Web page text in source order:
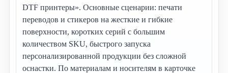
Габариты (Д×Ш×В) 33 см (A3)
этикетка Да
количество голов Тройная система против
количество чернила
DTF принтеры». Основные сценарии: печати
переводов и стикеров на жесткие и гибкие
поверхности, коротких серий с большим
количеством SKU, быстрого запуска
персонализированной продукции без сложной
оснастки. По материалам и носителям в карточке